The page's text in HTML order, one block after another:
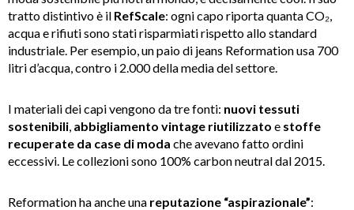
tratto distintivo è il RefScale: ogni capo riporta quanta CO₂,
acqua e rifiuti sono stati risparmiati rispetto allo standard
industriale. Per esempio, un paio di jeans Reformation usa 700
litri d’acqua, contro i 2.000 della media del settore.
I materiali dei capi vengono da tre fonti: nuovi tessuti
sostenibili, abbigliamento vintage riutilizzato e stoffe
recuperate da case di moda che avevano fatto ordini
eccessivi. Le collezioni sono 100% carbon neutral dal 2015.
Reformation ha anche una reputazione “aspirazionale”: